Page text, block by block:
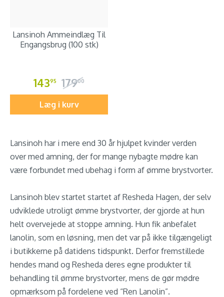
Lansinoh Ammeindlæg Til
Engangsbrug (100 stk)
14395 17900
Læg i kurv
Lansinoh har i mere end 30 år hjulpet kvinder verden
over med amning, der for mange nybagte mødre kan
være forbundet med ubehag i form af ømme brystvorter.
Lansinoh blev startet startet af Resheda Hagen, der selv
udviklede utroligt ømme brystvorter, der gjorde at hun
helt overvejede at stoppe amning. Hun fik anbefalet
lanolin, som en løsning, men det var på ikke tilgængeligt
i butikkerne på datidens tidspunkt. Derfor fremstillede
hendes mand og Resheda deres egne produkter til
behandling til ømme brystvorter, mens de gør mødre
opmærksom på fordelene ved “Ren Lanolin”.